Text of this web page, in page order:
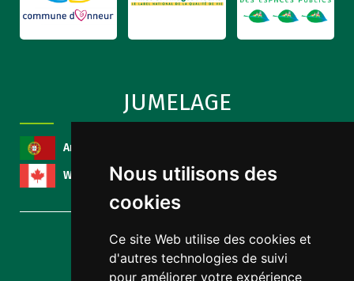
Nous utilisons des
cookies
Ce site Web utilise des cookies et
d'autres technologies de suivi
pour améliorer votre expérience
JUMELAGE
Arcozelo
Wynyard , Canada
AUTRES LIENS